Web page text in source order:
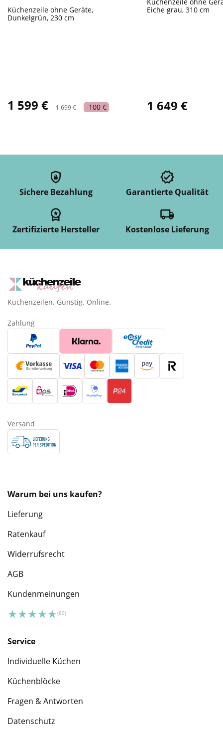
Küchenzeile ohne Geräte,
Dunkelgrün, 230 cm
1 599 € 1 699 € -100 €
Eiche grau, 310 cm
1 649 €
Sichere Bezahlung Garantierte Qualität
Zertifizierte Hersteller Kostenlose Lieferung
Küchenzeilen. Günstig. Online.
Zahlung
Versand
Warum bei uns kaufen?
Lieferung
Ratenkauf
Widerrufsrecht
AGB
Kundenmeinungen
Service
Individuelle Küchen
Küchenblöcke
Fragen & Antworten
Datenschutz